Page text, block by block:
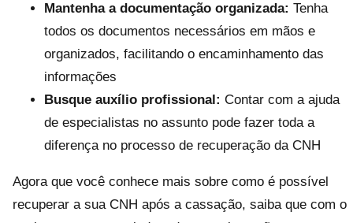
Mantenha a documentação organizada: Tenha
todos os documentos necessários em mãos e
organizados, facilitando o encaminhamento das
informações
Busque auxílio profissional: Contar com a ajuda
de especialistas no assunto pode fazer toda a
diferença no processo de recuperação da CNH
Agora que você conhece mais sobre como é possível
recuperar a sua CNH após a cassação, saiba que com o